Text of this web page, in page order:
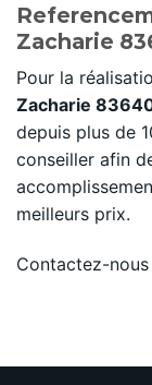
Zacharie
Pour la
Zacharie
depuis plus de
conseiller afin
meilleurs prix.
Contactez-